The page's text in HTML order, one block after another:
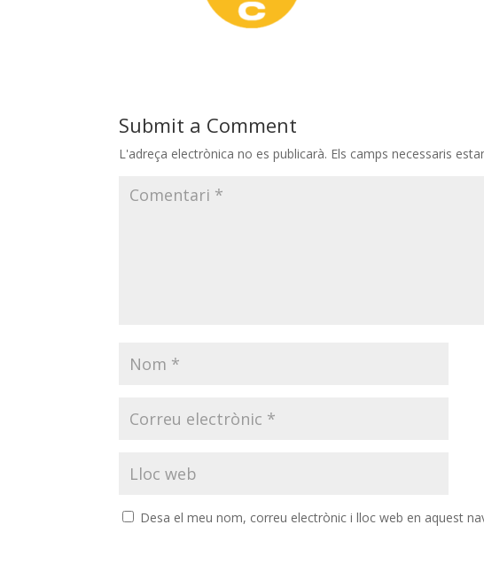
Submit a Comment
L'adreça electrònica no es publicarà. Els camps necessaris
Desa el meu nom, correu electrònic i lloc web en aquest